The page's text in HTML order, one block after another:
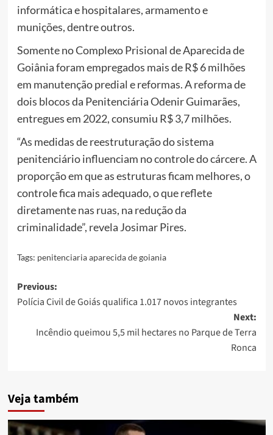
informática e hospitalares, armamento e
munições, dentre outros.
Somente no Complexo Prisional de Aparecida de
Goiânia foram empregados mais de R$ 6 milhões
em manutenção predial e reformas. A reforma de
dois blocos da Penitenciária Odenir Guimarães,
entregues em 2022, consumiu R$ 3,7 milhões.
“As medidas de reestruturação do sistema
penitenciário influenciam no controle do cárcere. A
proporção em que as estruturas ficam melhores, o
controle fica mais adequado, o que reflete
diretamente nas ruas, na redução da
criminalidade”, revela Josimar Pires.
Tags: penitenciaria aparecida de goiania
Post
navigation
Previous:
Polícia Civil de Goiás qualifica 1.017 novos integrantes
Next:
Incêndio queimou 5,5 mil hectares no Parque de Terra
Ronca
Veja também